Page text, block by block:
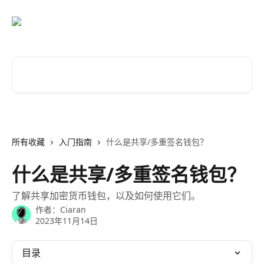
所有收藏 入门指南 什么是共享/多重签名钱包？
什么是共享/多重签名钱包？
了解共享加密货币钱包，以及如何使用它们。
作者： Ciaran
2023年11月14日
目录